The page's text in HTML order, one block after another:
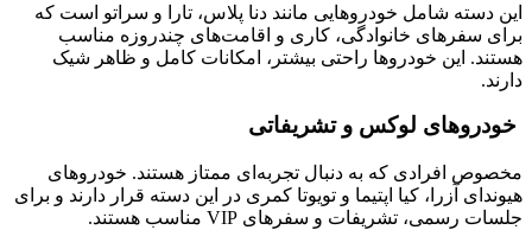
این دسته شامل خودروهایی مانند دنا پلاس، تارا و سراتو است که
برای سفرهای خانوادگی، کاری و اقامت‌های چندروزه مناسب
هستند. این خودروها راحتی بیشتر، امکانات کامل و ظاهر شیک
دارند.
خودروهای لوکس و تشریفاتی
مخصوص افرادی که به دنبال تجربه‌ای ممتاز هستند. خودروهای
هیوندای آزرا، کیا اپتیما و تویوتا کمری در این دسته قرار دارند و برای
جلسات رسمی، تشریفات و سفرهای VIP مناسب هستند.